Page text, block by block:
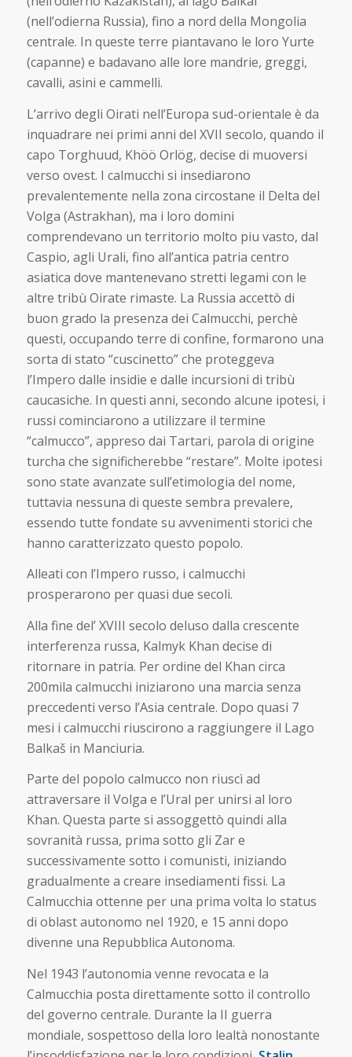
(nell’odierna Russia), fino a nord della Mongolia
centrale. In queste terre piantavano le loro Yurte
(capanne) e badavano alle lore mandrie, greggi,
cavalli, asini e cammelli.
L’arrivo degli Oirati nell’Europa sud-orientale è da
inquadrare nei primi anni del XVII secolo, quando il
capo Torghuud, Khöö Orlög, decise di muoversi
verso ovest. I calmucchi si insediarono
prevalentemente nella zona circostane il Delta del
Volga (Astrakhan), ma i loro domini
comprendevano un territorio molto piu vasto, dal
Caspio, agli Urali, fino all’antica patria centro
asiatica dove mantenevano stretti legami con le
altre tribù Oirate rimaste. La Russia accettò di
buon grado la presenza dei Calmucchi, perchè
questi, occupando terre di confine, formarono una
sorta di stato “cuscinetto” che proteggeva
l’Impero dalle insidie e dalle incursioni di tribù
caucasiche. In questi anni, secondo alcune ipotesi, i
russi cominciarono a utilizzare il termine
“calmucco”, appreso dai Tartari, parola di origine
turcha che significherebbe “restare”. Molte ipotesi
sono state avanzate sull’etimologia del nome,
tuttavia nessuna di queste sembra prevalere,
essendo tutte fondate su avvenimenti storici che
hanno caratterizzato questo popolo.
Alleati con l’Impero russo, i calmucchi
prosperarono per quasi due secoli.
Alla fine del’ XVIII secolo deluso dalla crescente
interferenza russa, Kalmyk Khan decise di
ritornare in patria. Per ordine del Khan circa
200mila calmucchi iniziarono una marcia senza
preccedenti verso l’Asia centrale. Dopo quasi 7
mesi i calmucchi riuscirono a raggiungere il Lago
Balkaš in Manciuria.
Parte del popolo calmucco non riuscì ad
attraversare il Volga e l’Ural per unirsi al loro
Khan. Questa parte si assoggettò quindi alla
sovranità russa, prima sotto gli Zar e
successivamente sotto i comunisti, iniziando
gradualmente a creare insediamenti fissi. La
Calmucchia ottenne per una prima volta lo status
di oblast autonomo nel 1920, e 15 anni dopo
divenne una Repubblica Autonoma.
Nel 1943 l’autonomia venne revocata e la
Calmucchia posta direttamente sotto il controllo
del governo centrale. Durante la II guerra
mondiale, sospettoso della loro lealtà nonostante